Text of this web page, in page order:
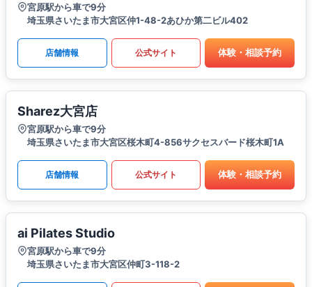
宮原駅から車で9分
埼玉県さいたま市大宮区仲1-48-2あひか第二ビル402
店舗情報 公式サイト 体験・相談予約
Sharez大宮店
宮原駅から車で9分
埼玉県さいたま市大宮区桜木町4-856サクセスバード桜木町1A
店舗情報 公式サイト 体験・相談予約
ai Pilates Studio
宮原駅から車で9分
埼玉県さいたま市大宮区仲町3-118-2